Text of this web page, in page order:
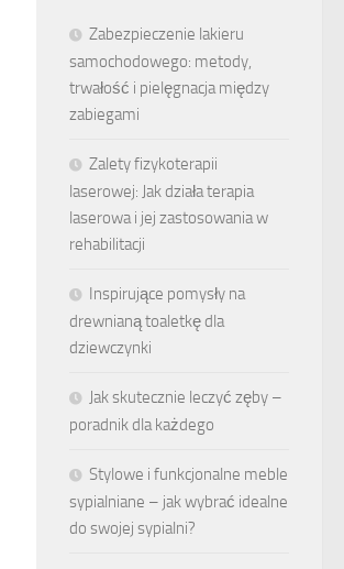
Zabezpieczenie lakieru
samochodowego: metody,
trwałość i pielęgnacja między
zabiegami
Zalety fizykoterapii
laserowej: Jak działa terapia
laserowa i jej zastosowania w
rehabilitacji
Inspirujące pomysły na
drewnianą toaletkę dla
dziewczynki
Jak skutecznie leczyć zęby –
poradnik dla każdego
Stylowe i funkcjonalne meble
sypialniane – jak wybrać idealne
do swojej sypialni?